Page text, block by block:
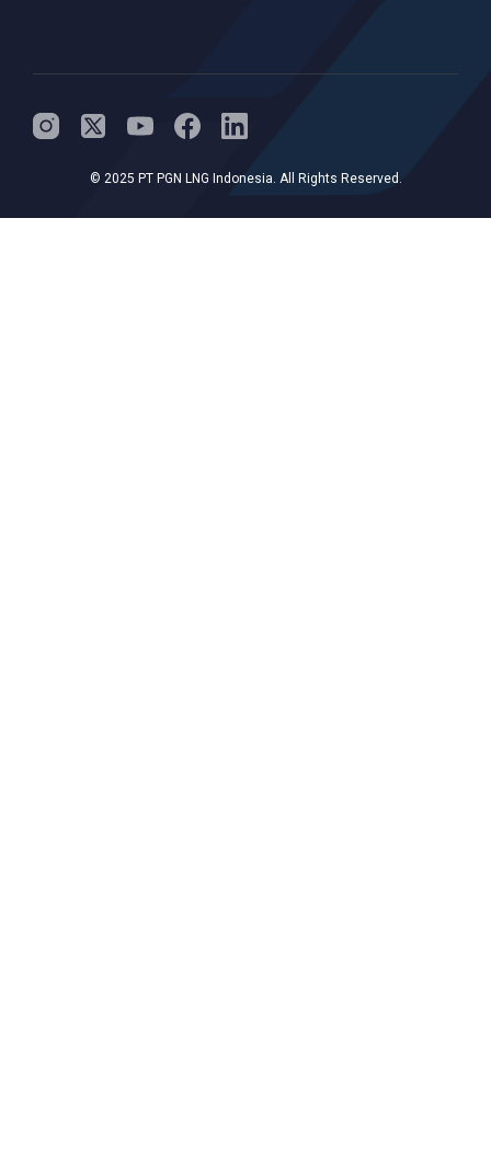
© 2025 PT PGN LNG Indonesia. All Rights Reserved.